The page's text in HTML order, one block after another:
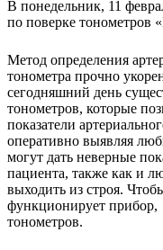
В понедельник, 11
по поверке тонометров
Метод определения
тонометра прочно
сегодняшний день
тонометров, которые
показатели
оперативно выявляя
могут дать неверные
пациента, также как и
выходить из строя.
функционирует прибор,
тонометров.